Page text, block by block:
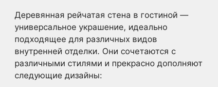
Деревянная рейчатая стена в гостиной —
универсальное украшение, идеально
подходящее для различных видов
внутренней отделки. Они сочетаются с
различными стилями и прекрасно дополняют
следующие дизайны: